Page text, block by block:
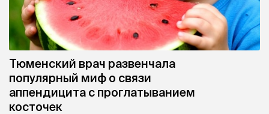
Тюменский врач развенчала
популярный миф о связи
аппендицита с проглатыванием
косточек